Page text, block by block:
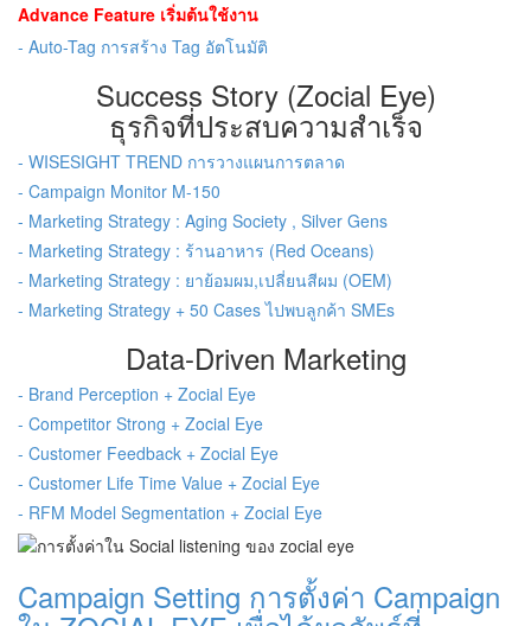
Advance Feature เริ่มต้นใช้งาน
- Auto-Tag การสร้าง Tag อัตโนมัติ
Success Story (Zocial Eye)
ธุรกิจที่ประสบความสำเร็จ
- WISESIGHT TREND การวางแผนการตลาด
- Campaign Monitor M-150
- Marketing Strategy : Aging Society , Silver Gens
- Marketing Strategy : ร้านอาหาร (Red Oceans)
- Marketing Strategy : ยาย้อมผม,เปลี่ยนสีผม (OEM)
- Marketing Strategy + 50 Cases ไปพบลูกค้า SMEs
Data-Driven Marketing
- Brand Perception + Zocial Eye
- Competitor Strong + Zocial Eye
- Customer Feedback + Zocial Eye
- Customer Life Time Value + Zocial Eye
- RFM Model Segmentation + Zocial Eye
Campaign Setting การตั้งค่า Campaign